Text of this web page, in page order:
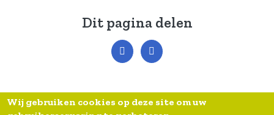
Dit pagina delen
Wij gebruiken cookies op deze site om uw